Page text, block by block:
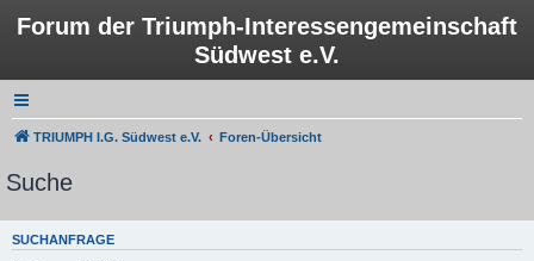
Forum der Triumph-Interessengemeinschaft
Südwest e.V.
TRIUMPH I.G. Südwest e.V. Foren-Übersicht
Suche
SUCHANFRAGE